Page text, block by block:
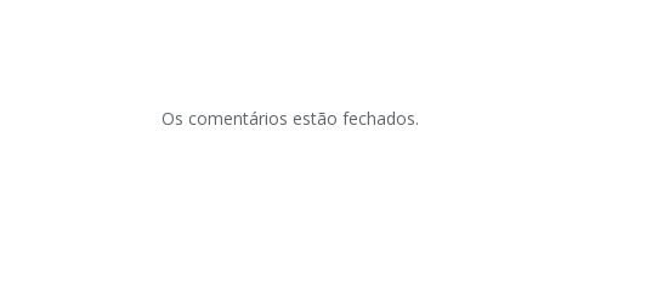
Os comentários estão fechados.